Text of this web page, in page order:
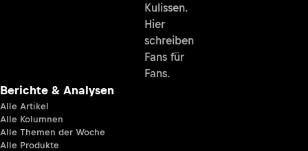
Kulissen.
Hier
schreiben
Fans für
Fans.
Berichte & Analysen
Alle Artikel
Alle Kolumnen
Alle Themen der Woche
Alle Produkte